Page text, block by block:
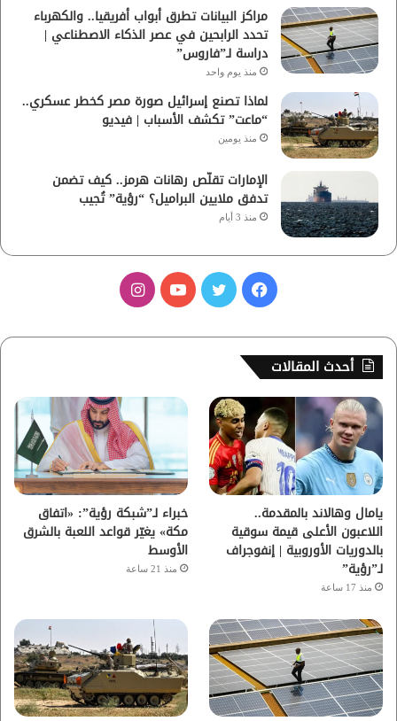
مراكز البيانات تطرق أبواب أفريقيا.. والكهرباء
تحدد الرابحين في عصر الذكاء الاصطناعي |
دراسة لـ”فاروس”
منذ يوم واحد
لماذا تصنع إسرائيل صورة مصر كخطر عسكري..
“ماعت” تكشف الأسباب | فيديو
منذ يومين
الإمارات تقلّص رهانات هرمز.. كيف تضمن
تدفق ملايين البراميل؟ “رؤية” تُجيب
منذ 3 أيام
س
ب
و
ك
ي
ب
ت
ق
ر
ا
م
أحدث المقالات
يامال وهالاند بالمقدمة..
اللاعبون الأعلى قيمة سوقية
بالدوريات الأوروبية | إنفوجراف
لـ”رؤية”
منذ 17 ساعة
خبراء لـ”شبكة رؤية”: «اتفاق
مكة» يغيّر قواعد اللعبة بالشرق
الأوسط
منذ 21 ساعة